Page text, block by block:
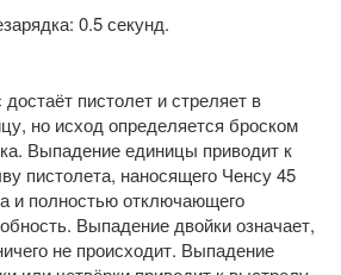
0.5 секунд.
достаёт пистолет и стреляет в
но исход определяется броском
Выпадение единицы приводит к
пистолета, наносящего Ченсу 45
и полностью отключающего
Выпадение двойки означает,
не происходит. Выпадение